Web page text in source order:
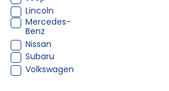
Lincoln
Mercedes-
Benz
Nissan
Subaru
Volkswagen